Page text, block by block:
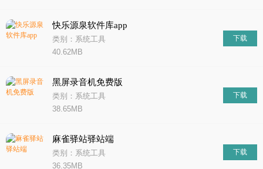
快乐源泉软件库app
类别：系统工具
40.62MB
下载
黑屏录音机免费版
类别：系统工具
38.65MB
下载
麻雀驿站驿站端
类别：系统工具
36.35MB
下载